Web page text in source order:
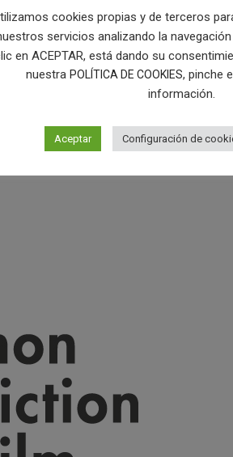
cookies propias y de terceros
servicios analizando la
en ACEPTAR, está dando su
nuestra POLÍTICA DE COOKIES, pinche
información.
Aceptar Configuración de